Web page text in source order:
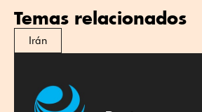
Temas relacionados
Irán